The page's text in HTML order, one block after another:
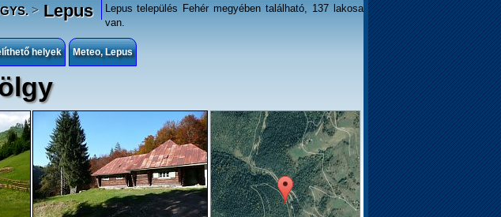
>Lepus
Lepus település Fehér megyében található, 137 lakosa
van.
helyek Meteo, Lepus